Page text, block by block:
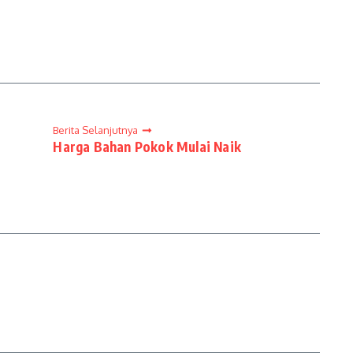
Berita Selanjutnya
Harga Bahan Pokok Mulai Naik